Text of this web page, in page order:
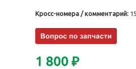
Кросс-номера / комментарий:
1 800 ₽